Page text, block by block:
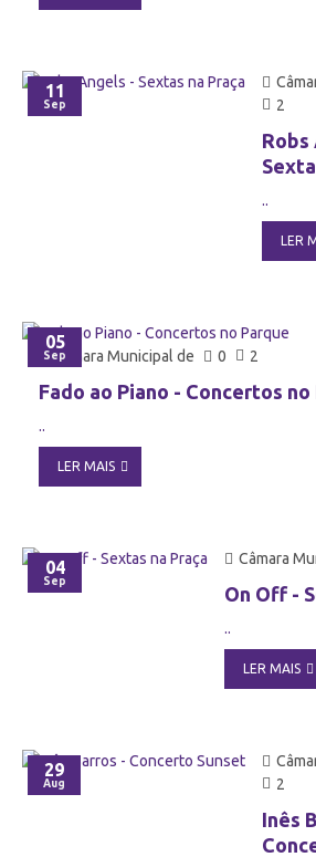
11
Sep
2
Robs
..
LER
05
SepCâmara Municipal de 0 2
Fado ao Piano - Concertos no
..
LER MAIS
04
Sep
Câmara
On Off -
..
LER MAIS
29
Aug
2
Inês